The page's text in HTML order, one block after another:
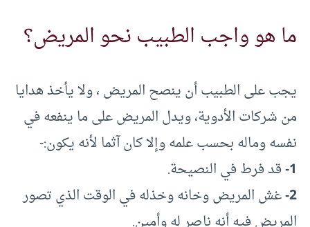
ما هو واجب الطبيب نحو المريض؟
يجب على الطبيب أن ينصح المريض ، ولا يأخذ هدايا
من شركات الأدوية، ويدل المريض على ما ينفعه في
نفسه وماله بحسب علمه وإلا كان آثما لأنه يكون:-
1- قد فرط في النصيحة.
2- غش المريض وخانه وخذله في الوقت الذي تصور